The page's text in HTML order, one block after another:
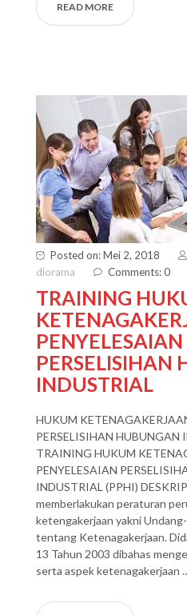
READ MORE
Posted on: Mei 2, 2018
diorama
Comments: 0
TRAINING
PENYELESAIAN
PERSELISIHAN
INDUSTRIAL
HUKUM
PERSELISIHAN HUBUNGAN
TRAINING HUKUM
PENYELESAIAN
INDUSTRIAL (PPHI)
memberlakukan peraturan
ketengakerjaan yakni
tentang Ketenagakerjaan.
13 Tahun 2003 dibahas
serta aspek ketenagakerjaan